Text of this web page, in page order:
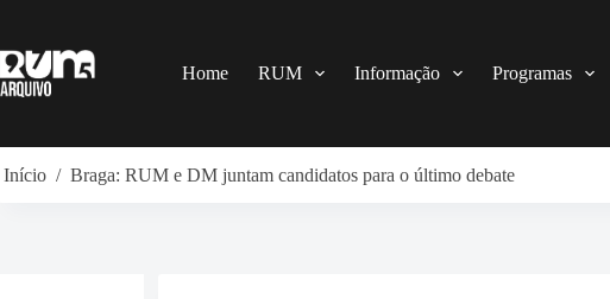
o
conteúdo
Home RUM Informação Programas
Início / Braga: RUM e DM juntam candidatos para o último debate